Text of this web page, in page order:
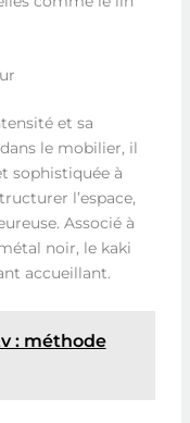
et sa
le mobilier, il
sophistiquée à
l’espace,
Associé à
noir, le kaki
accueillant.
: méthode